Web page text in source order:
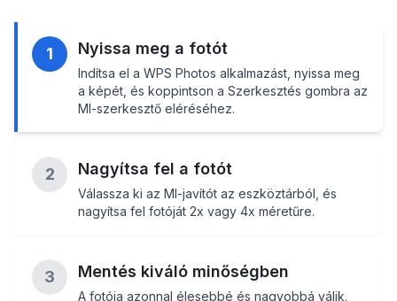
1 Nyissa meg a fotót
Indítsa el a WPS Photos alkalmazást, nyissa meg
a képét, és koppintson a Szerkesztés gombra az
MI-szerkesztő eléréséhez.
2 Nagyítsa fel a fotót
Válassza ki az MI-javítót az eszköztárból, és
nagyítsa fel fotóját 2x vagy 4x méretűre.
3 Mentés kiváló minőségben
A fotója azonnal élesebbé és nagyobbá válik.